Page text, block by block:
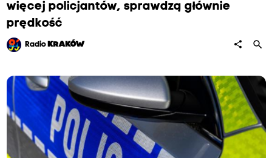
więcej policjantów, sprawdzą głównie
prędkość
Radio KRAKÓW share search